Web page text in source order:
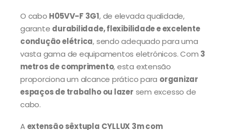
O cabo H05VV-F 3G1, de elevada qualidade,
garante durabilidade, flexibilidade e excelente
condução elétrica, sendo adequado para uma
vasta gama de equipamentos eletrónicos. Com 3
metros de comprimento, esta extensão
proporciona um alcance prático para organizar
espaços de trabalho ou lazer sem excesso de
cabo.
Aextensão sêxtupla CYLLUX 3m com